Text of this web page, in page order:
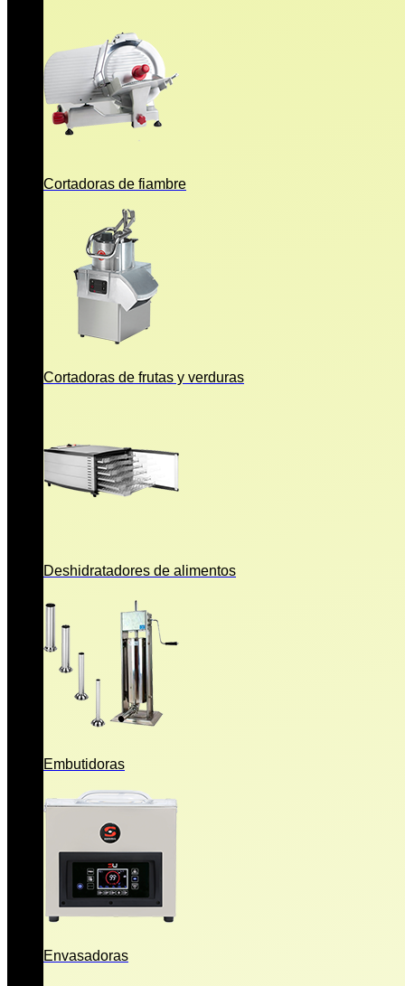
Cortadoras de fiambre
Cortadoras de frutas y verduras
Deshidratadores de alimentos
Embutidoras
Envasadoras